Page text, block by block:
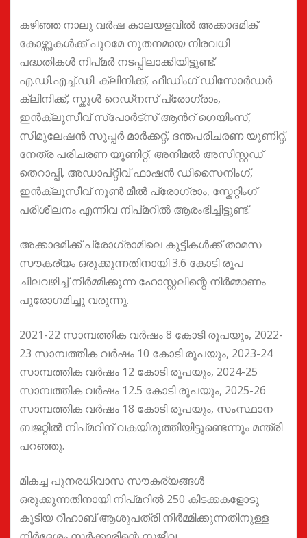
കഴിഞ്ഞ നാലു വര്‍ഷ കാലയളവില്‍ അക്കാദമിക്
കോഴ്സുകള്‍ക്ക് പുറമേ നൂതനമായ നിരവധി
പദ്ധതികള്‍ നിപ്മർ നടപ്പിലാക്കിയിട്ടുണ്ട്.
എ.ഡി.എച്ച്.ഡി. ക്ലിനിക്ക്, ഫീഡിംഗ് ഡിസോര്‍ഡര്‍
ക്ലിനിക്ക്, സ്കൂള്‍ റെഡ്നസ് പ്രോഗ്രാം,
ഇന്‍ക്ലൂസീവ് സ്പോര്‍ട്സ് ആന്‍റ് ഗെയിംസ്,
സിമുലേഷന്‍ സൂപ്പര്‍ മാര്‍ക്കറ്റ്, ദന്തപരിചരണ യൂണിറ്റ്,
നേത്ര പരിചരണ യൂണിറ്റ്, അനിമല്‍ അസിസ്റ്റഡ്
തെറാപ്പി, അഡാപ്റ്റീവ് ഫാഷന്‍ ഡിസൈനിംഗ്,
ഇന്‍ക്ലൂസീവ് നൂണ്‍ മീല്‍ പ്രോഗ്രാം, സ്കേറ്റിംഗ്
പരിശീലനം എന്നിവ നിപ്മറിൽ ആരംഭിച്ചിട്ടുണ്ട്.
അക്കാദമിക്ക് പ്രോഗ്രാമിലെ കുട്ടികള്‍ക്ക് താമസ
സൗകര്യം ഒരുക്കുന്നതിനായി 3.6 കോടി രൂപ
ചിലവഴിച്ച് നിര്‍മ്മിക്കുന്ന ഹോസ്റ്റലിന്റെ നിര്‍മ്മാണം
പുരോഗമിച്ചു വരുന്നു.
2021-22 സാമ്പത്തിക വര്‍ഷം 8 കോടി രൂപയും, 2022-
23 സാമ്പത്തിക വര്‍ഷം 10 കോടി രൂപയും, 2023-24
സാമ്പത്തിക വര്‍ഷം 12 കോടി രൂപയും, 2024-25
സാമ്പത്തിക വര്‍ഷം 12.5 കോടി രൂപയും, 2025-26
സാമ്പത്തിക വര്‍ഷം 18 കോടി രൂപയും, സംസ്ഥാന
ബജറ്റില്‍ നിപ്മറിന് വകയിരുത്തിയിട്ടുണ്ടെന്നും മന്ത്രി
പറഞ്ഞു.
മികച്ച പുനരധിവാസ സൗകര്യങ്ങള്‍
ഒരുക്കുന്നതിനായി നിപ്മറില്‍ 250 കിടക്കകളോടു
കൂടിയ റീഹാബ് ആശുപത്രി നിര്‍മ്മിക്കുന്നതിനുള്ള